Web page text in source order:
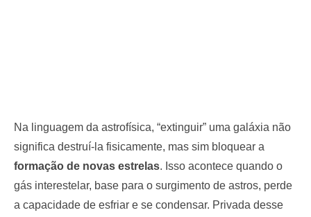
Na linguagem da astrofísica, “extinguir” uma galáxia não
significa destruí-la fisicamente, mas sim bloquear a
formação de novas estrelas. Isso acontece quando o
gás interestelar, base para o surgimento de astros, perde
a capacidade de esfriar e se condensar. Privada desse